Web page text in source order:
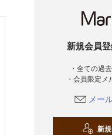
新規会員
・全ての過
・会員限定
メー
新